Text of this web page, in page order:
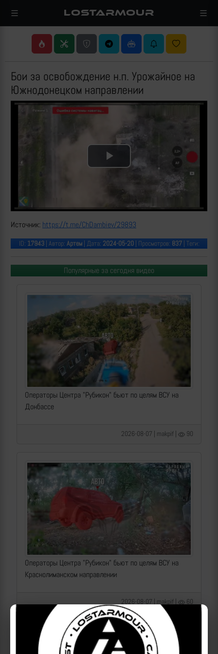
LOSTARMOUR
Бои за освобождение н.п. Урожайное на
Южнодонецком направлении
Play
Video
Источник: https://t.me/ChDambiev/29893
ID: 17943| Автор: Артем| Дата: 2024-05-20| Просмотров: 837| Теги:
Популярные за сегодня видео
Операторы Центра "Рубикон" бьют по целям ВСУ на
Донбассе
2026-08-07 | makpif | 90
Операторы Центра "Рубикон" бьют по целям ВСУ на
Краснолиманском направлении
2026-08-07 | makpif | 60